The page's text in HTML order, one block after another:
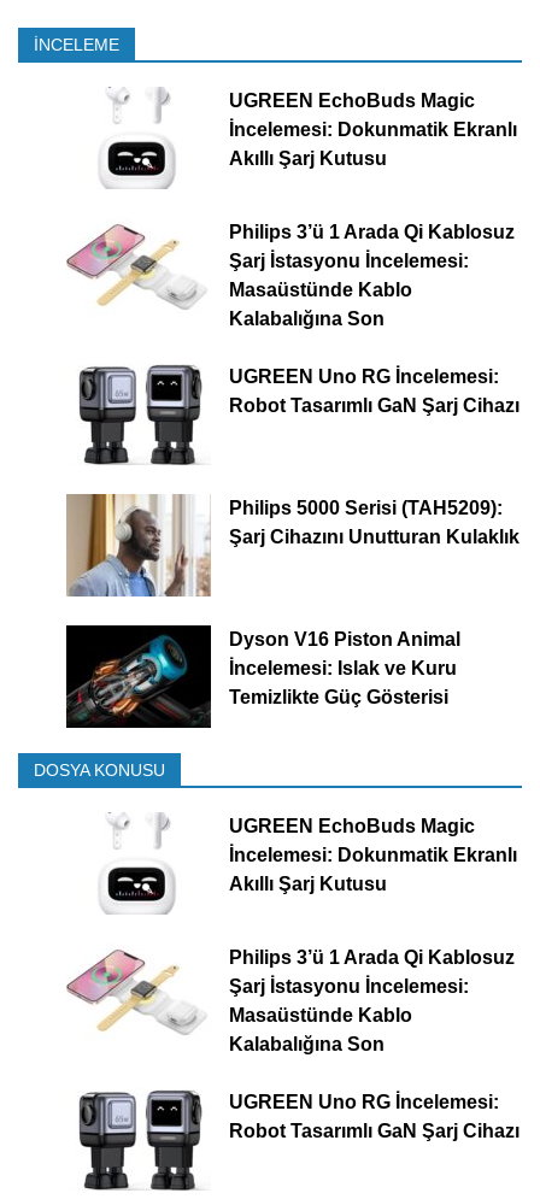
İNCELEME
UGREEN EchoBuds Magic
İncelemesi: Dokunmatik Ekranlı
Akıllı Şarj Kutusu
Philips 3’ü 1 Arada Qi Kablosuz
Şarj İstasyonu İncelemesi:
Masaüstünde Kablo
Kalabalığına Son
UGREEN Uno RG İncelemesi:
Robot Tasarımlı GaN Şarj Cihazı
Philips 5000 Serisi (TAH5209):
Şarj Cihazını Unutturan Kulaklık
Dyson V16 Piston Animal
İncelemesi: Islak ve Kuru
Temizlikte Güç Gösterisi
DOSYA KONUSU
UGREEN EchoBuds Magic
İncelemesi: Dokunmatik Ekranlı
Akıllı Şarj Kutusu
Philips 3’ü 1 Arada Qi Kablosuz
Şarj İstasyonu İncelemesi:
Masaüstünde Kablo
Kalabalığına Son
UGREEN Uno RG İncelemesi:
Robot Tasarımlı GaN Şarj Cihazı